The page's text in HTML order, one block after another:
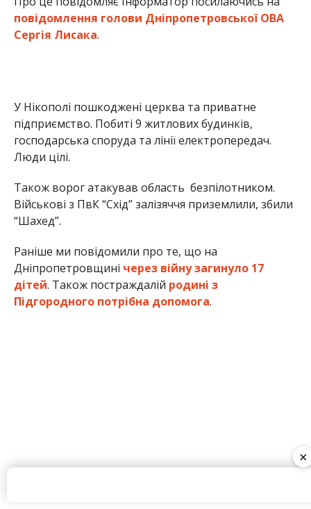
повідомлення голови Дніпропетровської ОВА
Сергія Лисака.
У Нікополі пошкоджені церква та приватне
підприємство. Побиті 9 житлових будинків,
господарська споруда та лінії електропередач.
Люди цілі.
Також ворог атакував область безпілотником.
Військові з ПвК “Схід” залізяччя приземлили, збили
“Шахед”.
Раніше ми повідомили про те, що на
Дніпропетровщині через війну загинуло 17
дітей. Також постраждалій родині з
Підгородного потрібна допомога.
×